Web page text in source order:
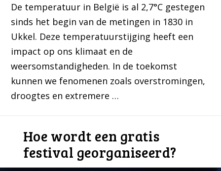
De temperatuur in België is al 2,7°C gestegen
sinds het begin van de metingen in 1830 in
Ukkel. Deze temperatuurstijging heeft een
impact op ons klimaat en de
weersomstandigheden. In de toekomst
kunnen we fenomenen zoals overstromingen,
droogtes en extremere …
Hoe wordt een gratis
festival georganiseerd?